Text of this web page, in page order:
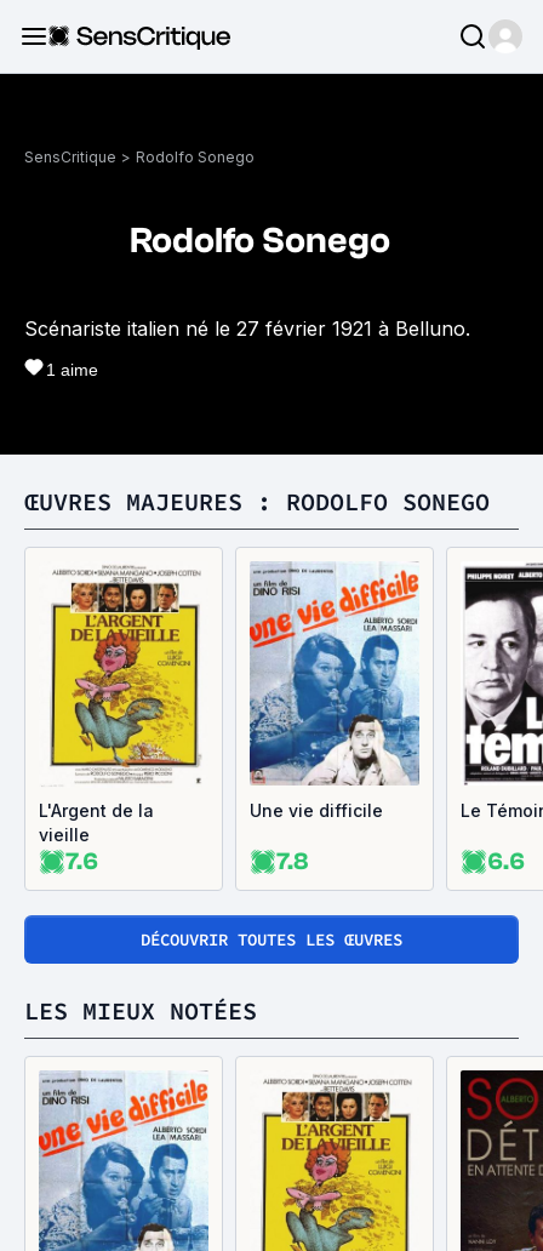
SensCritique > Rodolfo Sonego
Rodolfo Sonego
Scénariste italien né le 27 février 1921 à Belluno.
1 aime
ŒUVRES MAJEURES : RODOLFO SONEGO
L'Argent de la
vieille
7.6
Une vie difficile
7.8
Le
6.6
DÉCOUVRIR TOUTES LES ŒUVRES
LES MIEUX NOTÉES